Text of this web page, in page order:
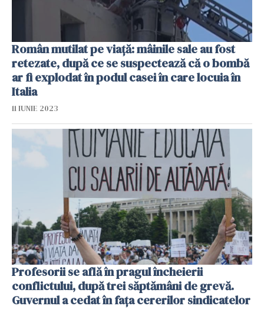
Român mutilat pe viață: mâinile sale au fost
retezate, după ce se suspectează că o bombă
ar fi explodat în podul casei în care locuia în
Italia
11 IUNIE 2023
Profesorii se află în pragul încheierii
conflictului, după trei săptămâni de grevă.
Guvernul a cedat în fața cererilor sindicatelor